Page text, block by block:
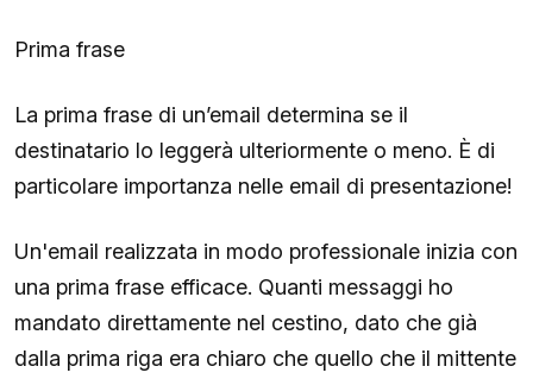
Prima frase
La prima frase di un’email determina se il
destinatario lo leggerà ulteriormente o meno. È di
particolare importanza nelle email di presentazione!
Un'email realizzata in modo professionale inizia con
una prima frase efficace. Quanti messaggi ho
mandato direttamente nel cestino, dato che già
dalla prima riga era chiaro che quello che il mittente